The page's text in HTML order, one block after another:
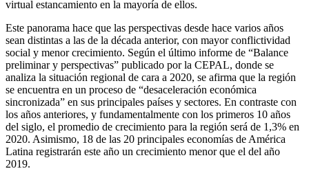
virtual estancamiento en la mayoría de ellos.
Este panorama hace que las perspectivas desde hace varios años
sean distintas a las de la década anterior, con mayor conflictividad
social y menor crecimiento. Según el último informe de “Balance
preliminar y perspectivas” publicado por la CEPAL, donde se
analiza la situación regional de cara a 2020, se afirma que la región
se encuentra en un proceso de “desaceleración económica
sincronizada” en sus principales países y sectores. En contraste con
los años anteriores, y fundamentalmente con los primeros 10 años
del siglo, el promedio de crecimiento para la región será de 1,3% en
2020. Asimismo, 18 de las 20 principales economías de América
Latina registrarán este año un crecimiento menor que el del año
2019.